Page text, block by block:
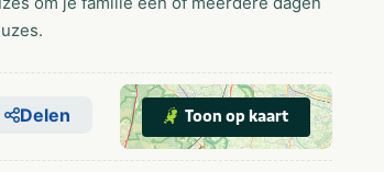
Delen Toon op kaart